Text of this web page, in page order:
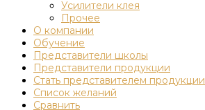
Усилители клея
Прочее
О компании
Обучение
Представители школы
Представители продукции
Стать представителем продукции
Список желаний
Сравнить